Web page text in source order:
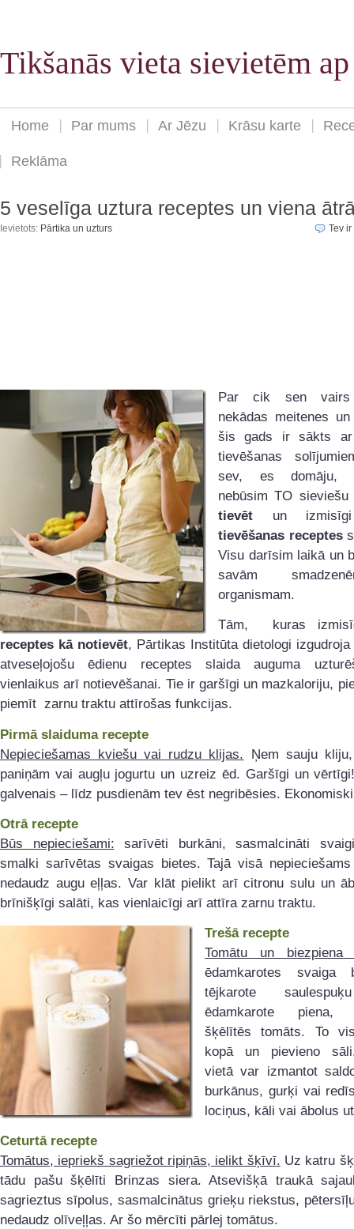
Tikšanās vieta sievietēm
Home Par mums Ar Jēzu Krāsu karte
Reklāma
5 veselīga uztura receptes un viena
Ievietots: Pārtika un uzturs Tev ir
Par cik sen vairs
nekādas meitenes un
šis gads ir sākts
tievēšanas
sev, es domāju,
nebūsim TO
tievēt un
tievēšanas receptes
Visu darīsim laikā un
savām
organismam.
Tām, kuras
receptes kā notievēt, Pārtikas Institūta dietologi
atveseļojošu ēdienu receptes slaida auguma
vienlaikus arī notievēšanai. Tie ir garšīgi un mazkaloriju,
piemīt zarnu traktu attīrošas funkcijas.
Pirmā slaiduma recepte
Nepieciešamas kviešu vai rudzu klijas. Ņem sauju
paniņām vai augļu jogurtu un uzreiz ēd. Garšīgi un
galvenais – līdz pusdienām tev ēst negribēsies.
Otrā recepte
Būs nepieciešami: sarīvēti burkāni, sasmalcināti
smalki sarīvētas svaigas bietes. Tajā visā nepieciešams
nedaudz augu eļļas. Var klāt pielikt arī citronu sulu un
brīnišķīgi salāti, kas vienlaicīgi arī attīra zarnu traktu.
Trešā recepte
Tomātu un biezpiena
ēdamkarotes svaiga
tējkarote
ēdamkarote piena,
šķēlītēs tomāts. To
kopā un pievieno
vietā var izmantot
burkānus, gurķi vai
lociņus, kāli vai ābolus
Ceturtā recepte
Tomātus, iepriekš sagriežot ripiņās, ielikt šķīvī. Uz katru
tādu pašu šķēlīti Brinzas siera. Atsevišķā traukā
sagrieztus sīpolus, sasmalcinātus grieķu riekstus,
nedaudz olīveļļas. Ar šo mērcīti pārlej tomātus.